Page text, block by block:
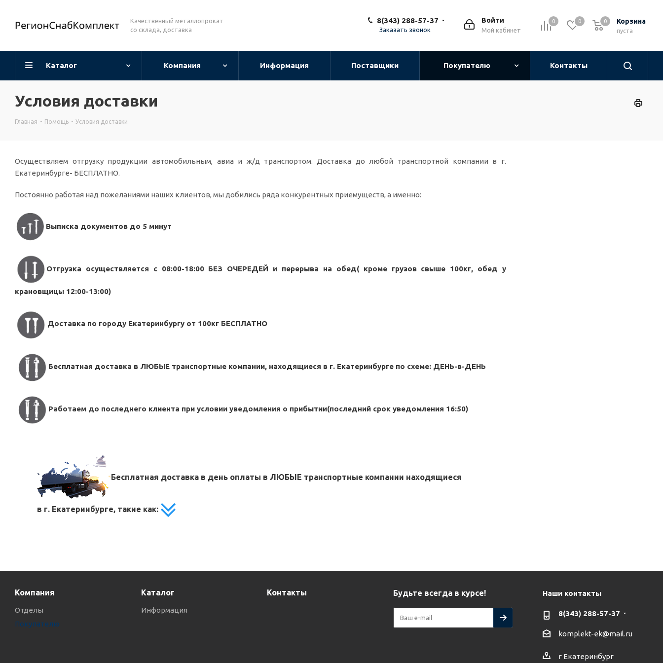
Качественный металлопрокат
со склада, доставка
0 0 Корзина
0
пуста
0
Войти
Мой кабинет
8(343) 288-57-37
Заказать звонок
Каталог Компания Информация Поставщики Покупателю Контакты
Условия доставки
Главная - Помощь - Условия доставки
Осуществляем отгрузку продукции автомобильным, авиа и ж/д транспортом. Доставка до любой транспортной компании в г.
Екатеринбурге- БЕСПЛАТНО.
Постоянно работая над пожеланиями наших клиентов, мы добились ряда конкурентных приемуществ, а именно:
Выписка документов до 5 минут
Отгрузка осуществляется с 08:00-18:00 БЕЗ ОЧЕРЕДЕЙ и перерыва на обед( кроме грузов свыше 100кг, обед у
крановщицы 12:00-13:00)
Доставка по городу Екатеринбургу от 100кг БЕСПЛАТНО
Бесплатная доставка в ЛЮБЫЕ транспортные компании, находящиеся в г. Екатеринбурге по схеме: ДЕНЬ-в-ДЕНЬ
Работаем до последнего клиента при условии уведомления о прибытии(последний срок уведомления 16:50)
Бесплатная доставка в день оплаты в ЛЮБЫЕ транспортные компании находящиеся
в г. Екатеринбурге, такие как:
Компания
Отделы
Покупателю
Каталог
Информация
Контакты Будьте всегда в курсе! Наши контакты
8(343) 288-57-37
komplekt-ek@mail.ru
г Екатеринбург